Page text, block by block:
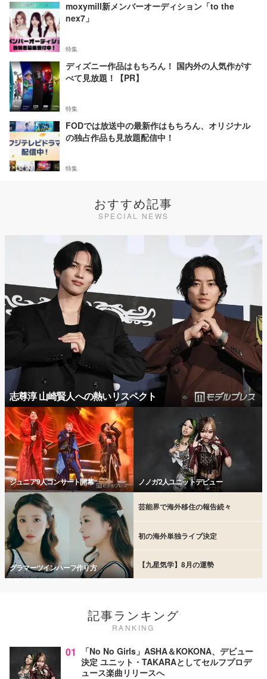
moxymill新メンバーオーディション「to the
nex7」
特集
ディズニー作品はもちろん！ 国内外の人気作がす
べて見放題！【PR】
特集
FODでは放送中の最新作はもちろん、オリジナル
の独占作品も見放題配信中！
特集
おすすめ記事
SPECIAL NEWS
志尊淳 山崎賢人への熱いリスペクト
ジュニア9人コンサート開幕 ノノガ2人ユニットデビュー
グラマーツインハーフ作り方
芸能界で海外移住の報告続々
初の海外単独ライブ決定
【九星気学】8月の運勢
記事ランキング
RANKING
01
「No No Girls」ASHA＆KOKONA、デビュー
決定 ユニット・TAKARAとしてセルフプロデ
ュース楽曲リリースへ